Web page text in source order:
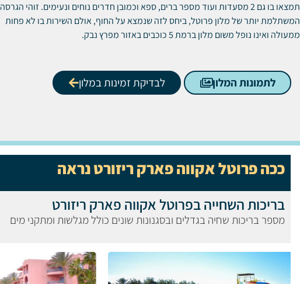
תמצאו בו גם 2 מסעדות ועוד מספר ברים, ספא וכמובן חדרים נוחים ונעימים. זוהי הגרסה
המשתלמת יותר של מלון פרוטל, ביחס לזה שנמצא על החוף, אולם השירות בו לא פחות
ממעולה ואינו נופל משום מלון ברמת 5 כוכבים באזור מפרץ נבק.
לתמונות המלון לבדיקת זמינות במלון
ככה פרוטל אקווה פארק ריזורט נראה
בריכות השחייה בפרוטל אקווה פארק ריזורט
מספר בריכות שחיה בגדלים ובסגנונות שונים כולל מגלשות ומתקני מים